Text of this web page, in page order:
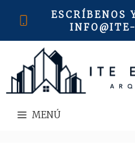
ESCRÍBENOS
MENÚ